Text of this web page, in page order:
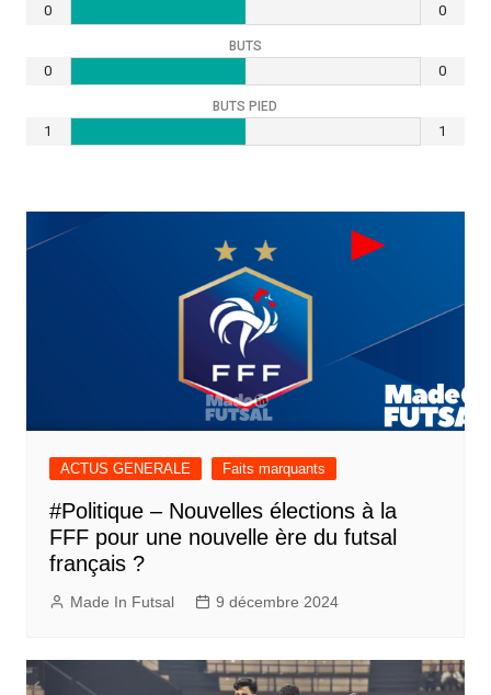
0 0
BUTS
0 0
BUTS PIED
1 1
ACTUS GENERALE Faits marquants
#Politique – Nouvelles élections à la
FFF pour une nouvelle ère du futsal
français ?
Made In Futsal 9 décembre 2024